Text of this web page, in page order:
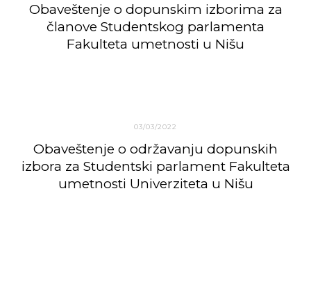
Obaveštenje o dopunskim izborima za
članove Studentskog parlamenta
Fakulteta umetnosti u Nišu
03/03/2022
Obaveštenje o održavanju dopunskih
izbora za Studentski parlament Fakulteta
umetnosti Univerziteta u Nišu